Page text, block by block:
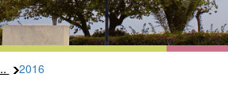
2016